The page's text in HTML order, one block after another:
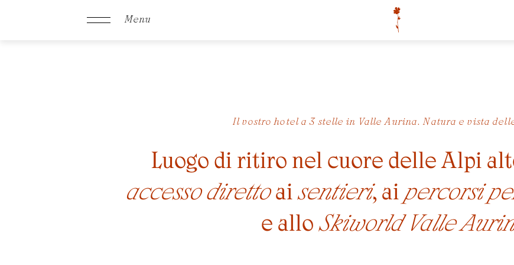
Menu
Camere &
Offerte
Il vostro hotel a 3 stelle in Valle Aurina. Natura e vista
Luogo di ritiro nel cuore delle Alpi
accesso direttoaisentieri, aipercorsi
e allo Skiworld Valle